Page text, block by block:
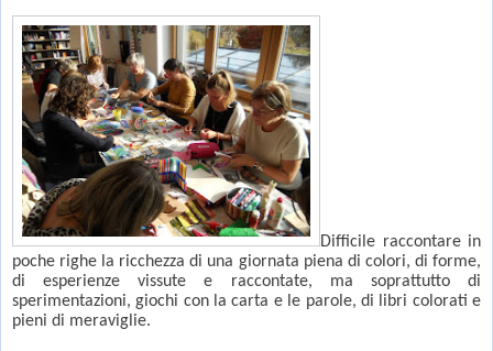
Difficile raccontare in
poche righe la ricchezza di una giornata piena di colori, di forme,
di esperienze vissute e raccontate, ma soprattutto di
sperimentazioni, giochi con la carta e le parole, di libri colorati e
pieni di meraviglie.